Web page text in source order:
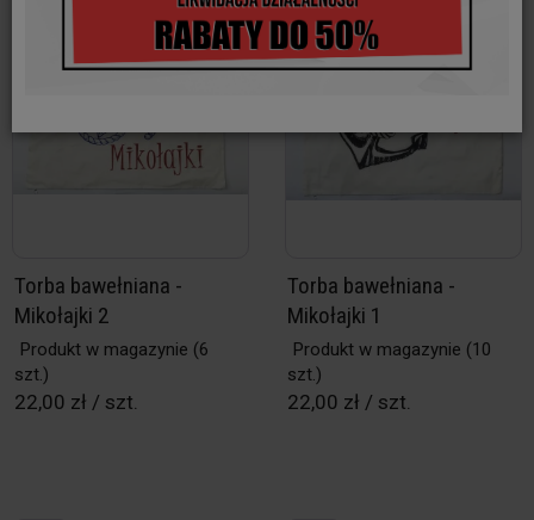
Torba bawełniana -
Mikołajki 2
Produkt w magazynie (6
szt.)
22,00 zł / szt.
Torba bawełniana -
Mikołajki 1
Produkt w magazynie (10
szt.)
22,00 zł / szt.